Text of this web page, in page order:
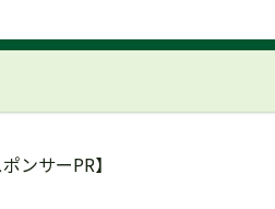
ンサーPR】